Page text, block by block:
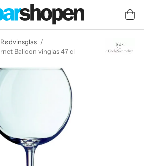
Rødvinsglas /
Balloon vinglas 47 cl